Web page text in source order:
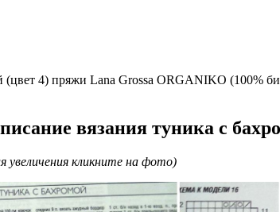
(цвет 4) пряжи Lana Grossa ORGANIKO (100%
вязания туника с
увеличения кликните на фото)